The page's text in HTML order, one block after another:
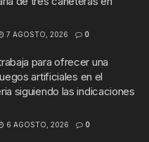
7 AGOSTO, 2026 0
para ofrecer una
artificiales en el
siguiendo las indicaciones
6 AGOSTO, 2026 0